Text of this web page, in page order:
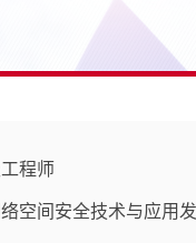
程师
络空间安全技术与应用